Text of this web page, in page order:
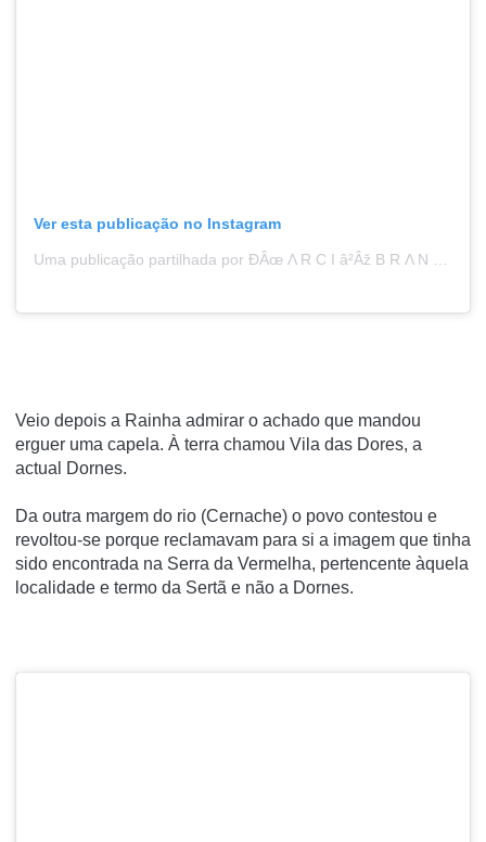
Ver esta publicação no Instagram
Veio depois a Rainha admirar o achado que mandou
erguer uma capela. À terra chamou Vila das Dores, a
actual Dornes.
Da outra margem do rio (Cernache) o povo contestou e
revoltou-se porque reclamavam para si a imagem que tinha
sido encontrada na Serra da Vermelha, pertencente àquela
localidade e termo da Sertã e não a Dornes.